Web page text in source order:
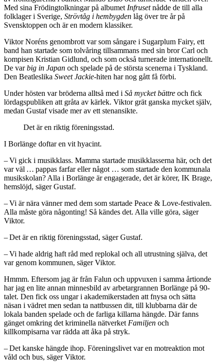
Med sina Frödingtolkningar på albumet Infrusetnådde de till alla
folklager i Sverige, Strövtåg i hembygden låg över tre år på
Svensktoppen och är en modern klassiker.
Viktor Noréns genombrott var som sångare i Sugarplum Fairy, ett
band han startade som tolvåring tillsammans med sin bror Carl och
kompisen Kristian Gidlund, och som också turnerade internationellt.
De varbig in Japan och spelade på de största scenerna i Tyskland.
Den Beatleslika Sweet Jackie-hiten har nog gått få förbi.
Under hösten var bröderna alltså med i Så mycket bättre och fick
lördagspubliken att gråta av kärlek. Viktor grät ganska mycket själv,
medan Gustaf visade mer av ett stenansikte.
Det är en riktig föreningsstad.
I Borlänge doftar en vit hyacint.
– Vi gick i musikklass. Mamma startade musikklasserna här, och det
var väl … pappas farfar eller något … som startade den kommunala
musikskolan? Alla i Borlänge är engagerade, det är körer, IK Brage,
hemslöjd, säger Gustaf.
– Vi är nära vänner med dem som startade Peace & Love-festivalen.
Alla måste göra någonting! Så kändes det. Alla ville göra, säger
Viktor.
– Det är en riktig föreningsstad, säger Gustaf.
– Vi hade aldrig haft råd med replokal och all utrustning själva, det
var genom kommunen, säger Viktor.
Hmmm. Eftersom jag är från Falun och uppvuxen i samma årtionde
har jag en lite annan minnesbild av arbetargrannen Borlänge på 90-
talet. Den fick oss ungar i akademikerstaden att fnysa och sätta
näsan i vädret men sedan ta nattbussen dit, till klubbarna där de
lokala banden spelade och de farliga killarna hängde. Där fanns
gänget omkring det kriminella nätverket Familjen och
killkompisarna var rädda att åka på stryk.
– Det kanske hängde ihop. Föreningslivet var en motreaktion mot
våld och bus, säger Viktor.